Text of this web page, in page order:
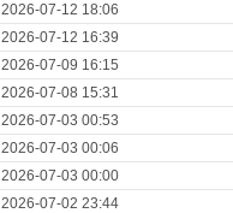
2026-07-12 18:06
2026-07-12 16:39
2026-07-09 16:15
2026-07-08 15:31
2026-07-03 00:53
2026-07-03 00:06
2026-07-03 00:00
2026-07-02 23:44